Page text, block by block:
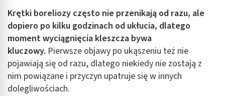
Krętki boreliozy często nie przenikają od razu, ale
dopiero po kilku godzinach od ukłucia, dlatego
moment wyciągnięcia kleszcza bywa
kluczowy. Pierwsze objawy po ukąszeniu też nie
pojawiają się od razu, dlatego niekiedy nie zostają z
nim powiązane i przyczyn upatruje się w innych
dolegliwościach.